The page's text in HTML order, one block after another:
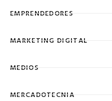
EMPRENDEDORES
MARKETING DIGITAL
MEDIOS
MERCADOTECNIA